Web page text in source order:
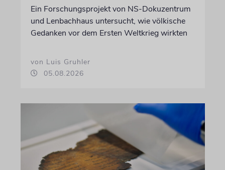
Ein Forschungsprojekt von NS-Dokuzentrum
und Lenbachhaus untersucht, wie völkische
Gedanken vor dem Ersten Weltkrieg wirkten
von Luis Gruhler
05.08.2026